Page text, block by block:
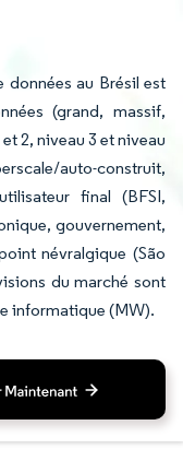
données au Brésil est
(grand, massif,
2, niveau 3 et niveau
auto-construit,
final (BFSI,
gouvernement,
névralgique (São
du marché sont
informatique (MW).